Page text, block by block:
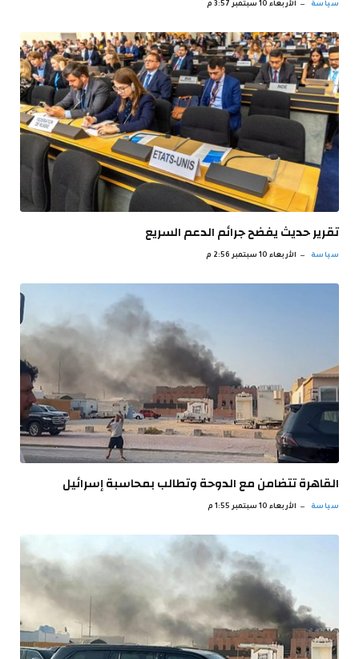
سياسة الأربعاء 10 سبتمبر 3:57 م
تقرير حديث يفضح جرائم الدعم السريع
سياسة الأربعاء 10 سبتمبر 2:56 م
القاهرة تتضامن مع الدوحة وتطالب بمحاسبة إسرائيل
سياسة الأربعاء 10 سبتمبر 1:55 م